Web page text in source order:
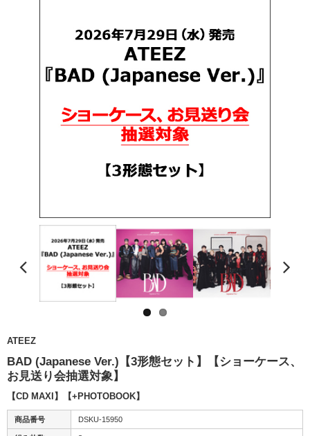
ATEEZ
BAD (Japanese Ver.)【3形態セット】【ショーケース、
お見送り会抽選対象】
【CD MAXI】【+PHOTOBOOK】
商品番号 DSKU-15950